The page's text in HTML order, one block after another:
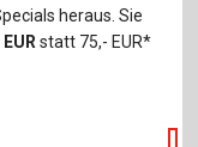
heraus. Sie
statt 75,- EUR*